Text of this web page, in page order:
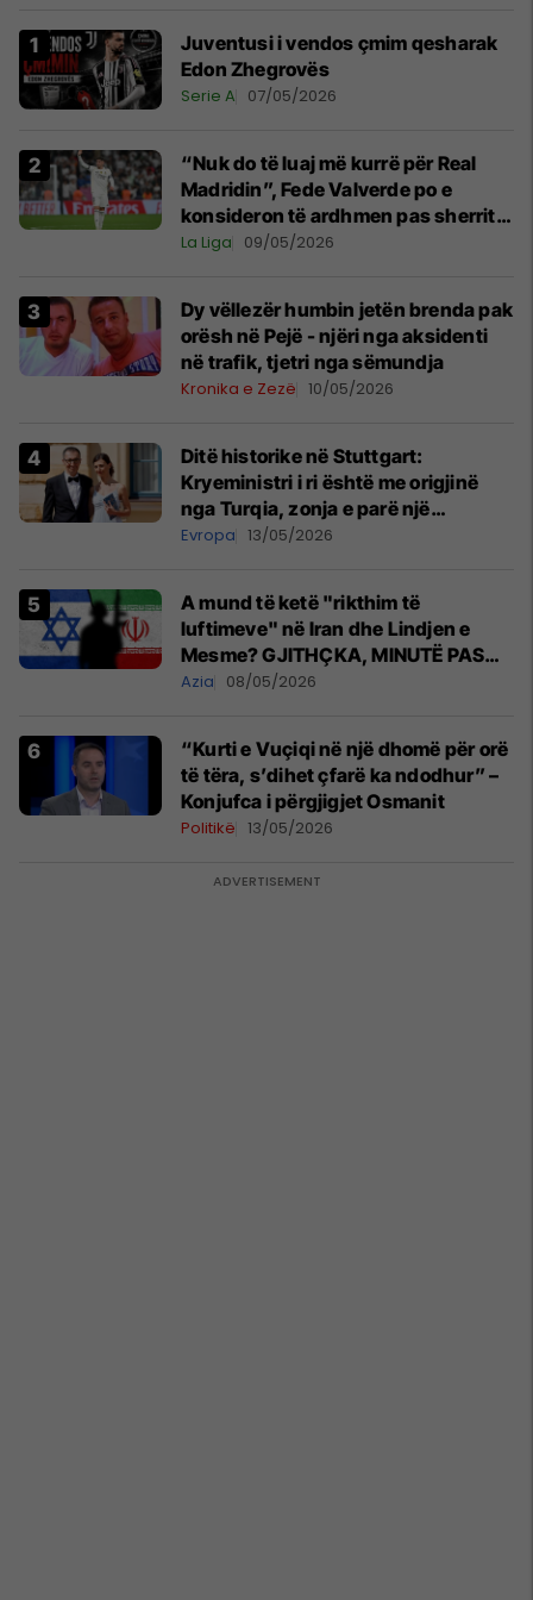
Juventusi i vendos çmim qesharak
Edon Zhegrovës
Serie A 07/05/2026
“Nuk do të luaj më kurrë për Real
Madridin”, Fede Valverde po e
konsideron të ardhmen pas sherrit
me Tchouamenin
La Liga 09/05/2026
Dy vëllezër humbin jetën brenda pak
orësh në Pejë - njëri nga aksidenti
në trafik, tjetri nga sëmundja
Kronika e Zezë 10/05/2026
Ditë historike në Stuttgart:
Kryeministri i ri është me origjinë
nga Turqia, zonja e parë një
shqiptare nga Kanadaja
Evropa 13/05/2026
A mund të ketë "rikthim të
luftimeve" në Iran dhe Lindjen e
Mesme? GJITHÇKA, MINUTË PAS
MINUTE
Azia 08/05/2026
“Kurti e Vuçiqi në një dhomë për orë
të tëra, s’dihet çfarë ka ndodhur” –
Konjufca i përgjigjet Osmanit
Politikë 13/05/2026